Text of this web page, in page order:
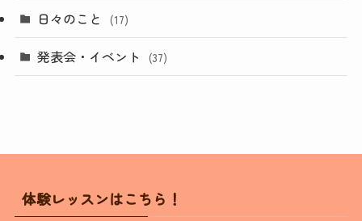
日々のこと (17)
発表会・イベント (37)
体験レッスンはこちら！